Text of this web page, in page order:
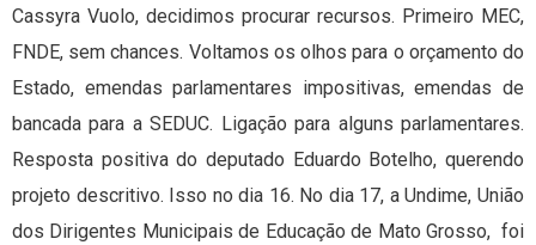
Cassyra Vuolo, decidimos procurar recursos. Primeiro MEC,
FNDE, sem chances. Voltamos os olhos para o orçamento do
Estado, emendas parlamentares impositivas, emendas de
bancada para a SEDUC. Ligação para alguns parlamentares.
Resposta positiva do deputado Eduardo Botelho, querendo
projeto descritivo. Isso no dia 16. No dia 17, a Undime, União
dos Dirigentes Municipais de Educação de Mato Grosso, foi